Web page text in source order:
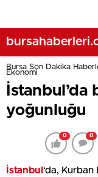
Bursa Son Dakika
Ekonomi
İstanbul’da
yoğunluğu
0 0
İstanbul ‘da, Kurban